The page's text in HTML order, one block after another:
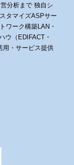
分析まで 独自シ
タマイズASPサー
ワーク構築LAN・
ウ（EDIFACT・
用・サービス提供